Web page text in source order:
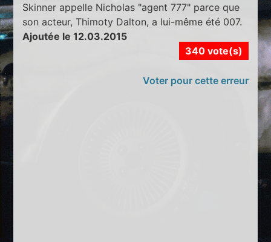
Skinner appelle Nicholas "agent 777" parce que
son acteur, Thimoty Dalton, a lui-même été 007.
Ajoutée le 12.03.2015
340 vote(s)
Voter pour cette erreur